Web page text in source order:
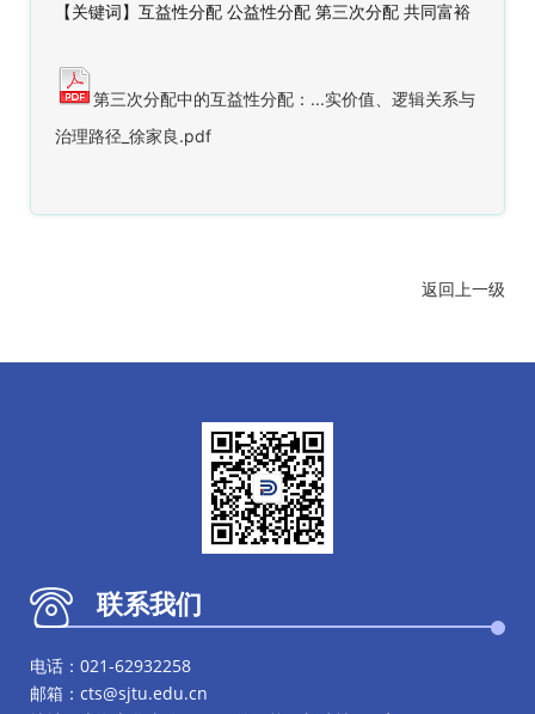
【关键词】互益性分配 公益性分配 第三次分配 共同富裕
第三次分配中的互益性分配：...实价值、逻辑关系与
治理路径_徐家良.pdf
返回上一级
联系我们
电话：021-62932258
邮箱：cts@sjtu.edu.cn